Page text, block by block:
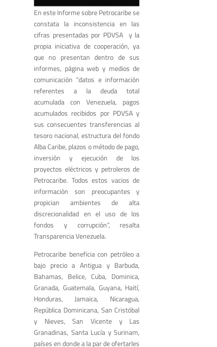
En este Informe sobre Petrocaribe se
constata la inconsistencia en las
cifras presentadas por PDVSA y la
propia iniciativa de cooperación, ya
que no presentan dentro de sus
informes, página web y medios de
comunicación “datos e información
referentes a la deuda total
acumulada con Venezuela, pagos
acumulados recibidos por PDVSA y
sus consecuentes transferencias al
tesoro nacional, estructura del fondo
Alba Caribe, plazos o método de pago,
inversión y ejecución de los
proyectos eléctricos y petroleros de
Petrocaribe. Todos estos vacios de
información son preocupantes y
propician ambientes de alta
discrecionalidad en el uso de los
fondos y corrupción”, resalta
Transparencia Venezuela.
Petrocaribe beneficia con petróleo a
bajo precio a Antigua y Barbuda,
Bahamas, Belice, Cuba, Dominica,
Granada, Guatemala, Guyana, Haití,
Honduras, Jamaica, Nicaragua,
República Dominicana, San Cristóbal
y Nieves, San Vicente y Las
Granadinas, Santa Lucía y Surinam,
países en donde a la par de ofertarles